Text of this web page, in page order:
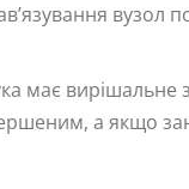
вузол
має
а якщо